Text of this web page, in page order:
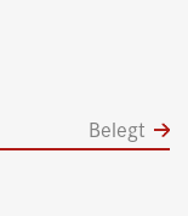
Belegt